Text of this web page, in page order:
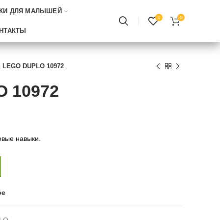
ДЛЯ МАЛЫШЕЙ
0 0
LEGO DUPLO 10972
10972
навыки.